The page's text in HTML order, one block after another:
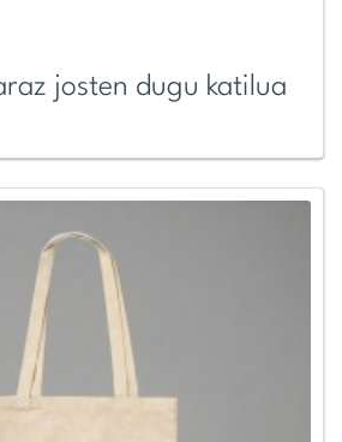
josten dugu katilua